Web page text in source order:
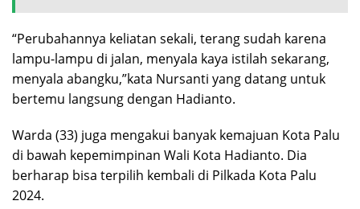
“Perubahannya keliatan sekali, terang sudah karena
lampu-lampu di jalan, menyala kaya istilah sekarang,
menyala abangku,”kata Nursanti yang datang untuk
bertemu langsung dengan Hadianto.
Warda (33) juga mengakui banyak kemajuan Kota Palu
di bawah kepemimpinan Wali Kota Hadianto. Dia
berharap bisa terpilih kembali di Pilkada Kota Palu
2024.